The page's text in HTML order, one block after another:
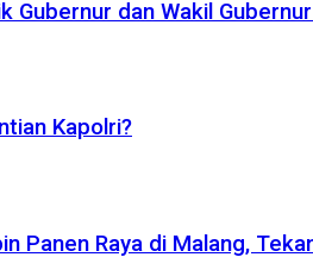
Gubernur dan Wakil
Kapolri?
Panen Raya di Malang,